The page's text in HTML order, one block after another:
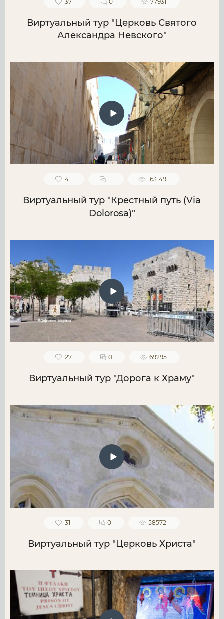
Виртуальный тур "Церковь Святого
Александра Невского"
41 1 163149
Виртуальный тур "Крестный путь (Via
Dolorosa)"
27 0 69295
Виртуальный тур "Дорога к Храму"
31 0 58572
Виртуальный тур "Церковь Христа"